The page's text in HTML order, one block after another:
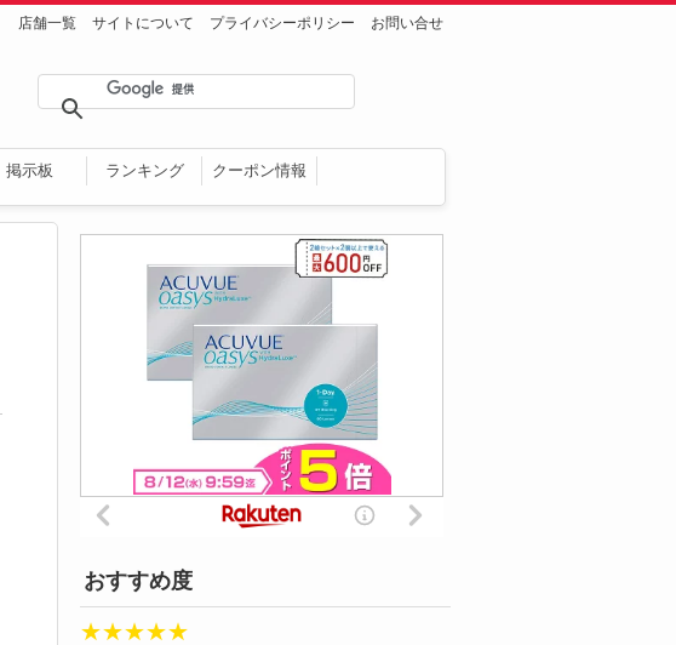
店舗一覧 サイトについて プライバシーポリシー お問い合せ
掲示板 ランキング クーポン情報
おすすめ度
★★★★★